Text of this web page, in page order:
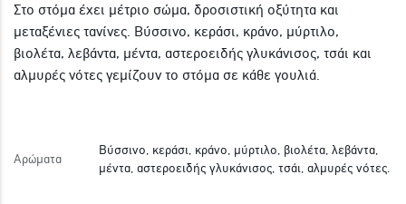
Στο στόμα έχει μέτριο σώμα, δροσιστική οξύτητα και
μεταξένιες τανίνες. Βύσσινο, κεράσι, κράνο, μύρτιλο,
βιολέτα, λεβάντα, μέντα, αστεροειδής γλυκάνισος, τσάι και
αλμυρές νότες γεμίζουν το στόμα σε κάθε γουλιά.
Αρώματα
Βύσσινο, κεράσι, κράνο, μύρτιλο, βιολέτα, λεβάντα,
μέντα, αστεροειδής γλυκάνισος, τσάι, αλμυρές νότες.